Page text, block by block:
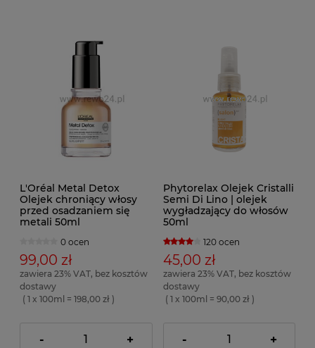
L'Oréal Metal Detox
Olejek chroniący włosy
przed osadzaniem się
metali 50ml
0 ocen
99,00 zł
zawiera 23% VAT, bez kosztów
dostawy
( 1 x 100ml = 198,00 zł )
- +
Phytorelax Olejek Cristalli
Semi Di Lino | olejek
wygładzający do włosów
50ml
120 ocen
45,00 zł
zawiera 23% VAT, bez kosztów
dostawy
( 1 x 100ml = 90,00 zł )
- +